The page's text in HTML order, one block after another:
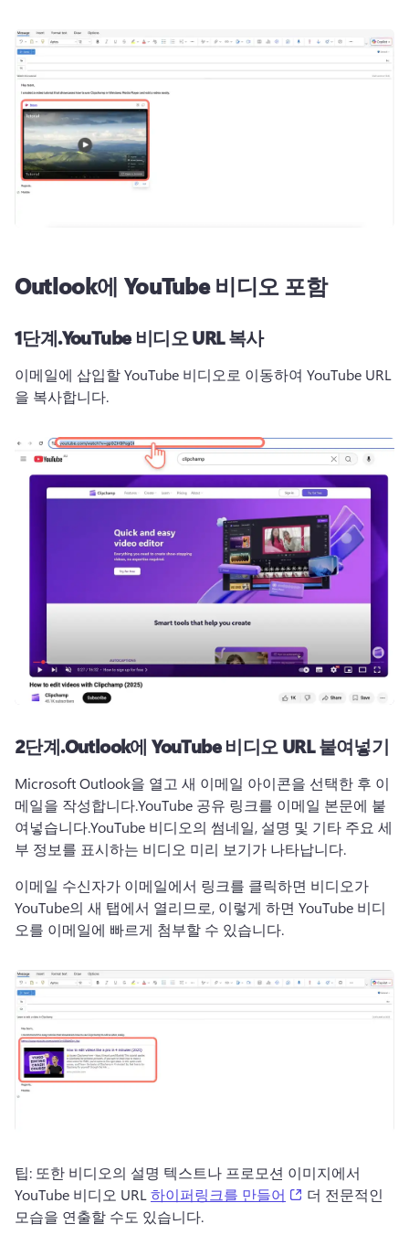
Outlook에 YouTube 비디오 포함
1단계.YouTube 비디오 URL 복사
이메일에 삽입할 YouTube 비디오로 이동하여 YouTube URL
을 복사합니다.
2단계.Outlook에 YouTube 비디오 URL 붙여넣기
Microsoft Outlook을 열고 새 이메일 아이콘을 선택한 후 이
메일을 작성합니다.YouTube 공유 링크를 이메일 본문에 붙
여넣습니다.YouTube 비디오의 썸네일, 설명 및 기타 주요 세
부 정보를 표시하는 비디오 미리 보기가 나타납니다.
이메일 수신자가 이메일에서 링크를 클릭하면 비디오가
YouTube의 새 탭에서 열리므로, 이렇게 하면 YouTube 비디
오를 이메일에 빠르게 첨부할 수 있습니다.
팁: 또한 비디오의 설명 텍스트나 프로모션 이미지에서
YouTube 비디오 URL 하이퍼링크를 만들어 (opens in a new
더 전문적인
모습을 연출할 수도 있습니다.